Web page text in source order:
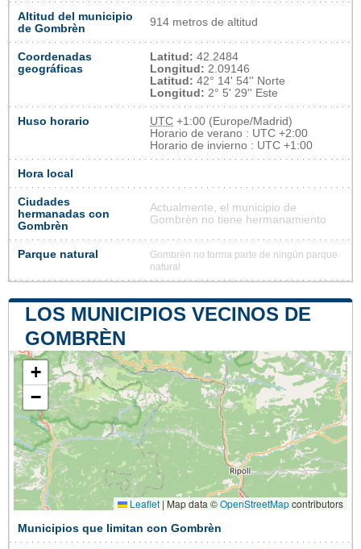
Altitud del municipio
de Gombrèn
914 metros de altitud
Coordenadas
geográficas
Latitud: 42.2484
Longitud: 2.09146
Latitud: 42° 14' 54'' Norte
Longitud: 2° 5' 29'' Este
Huso horario UTC +1:00 (Europe/Madrid)
Horario de verano : UTC +2:00
Horario de invierno : UTC +1:00
Hora local
Ciudades
hermanadas con
Gombrèn
Actualmente, el municipio de
Gombrèn no tiene hermanamiento
Parque natural
Gombrèn no forma parte de ningún parque
natural
LOS MUNICIPIOS VECINOS DE
GOMBRÈN
+
−
Leaflet | Map data ©OpenStreetMapcontributors
Municipios que limitan con Gombrèn